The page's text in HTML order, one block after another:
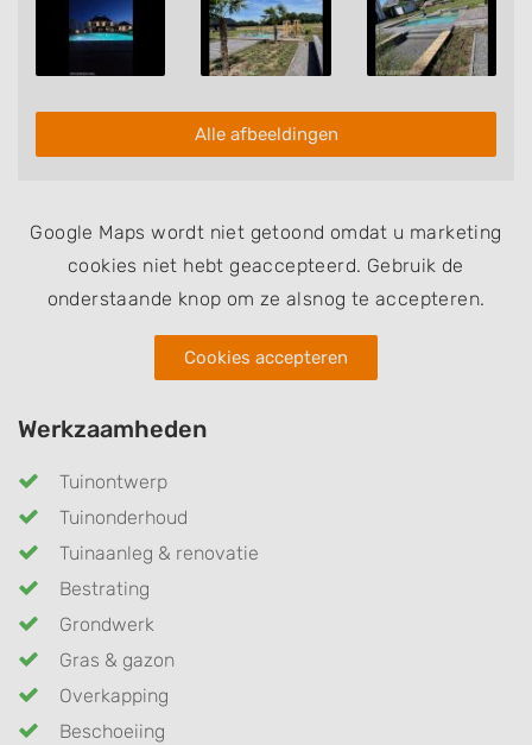
Alle afbeeldingen
Google Maps wordt niet getoond omdat u marketing
cookies niet hebt geaccepteerd. Gebruik de
onderstaande knop om ze alsnog te accepteren.
Cookies accepteren
Werkzaamheden
Tuinontwerp
Tuinonderhoud
Tuinaanleg & renovatie
Bestrating
Grondwerk
Gras & gazon
Overkapping
Beschoeiing